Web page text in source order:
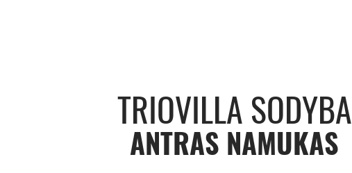
TRIOVILLA SODYBA
ANTRAS NAMUKAS